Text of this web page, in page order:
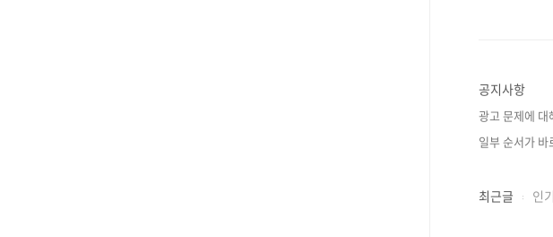
공지사항
광고 문제에 대
일부 순서가 바
최근글 인